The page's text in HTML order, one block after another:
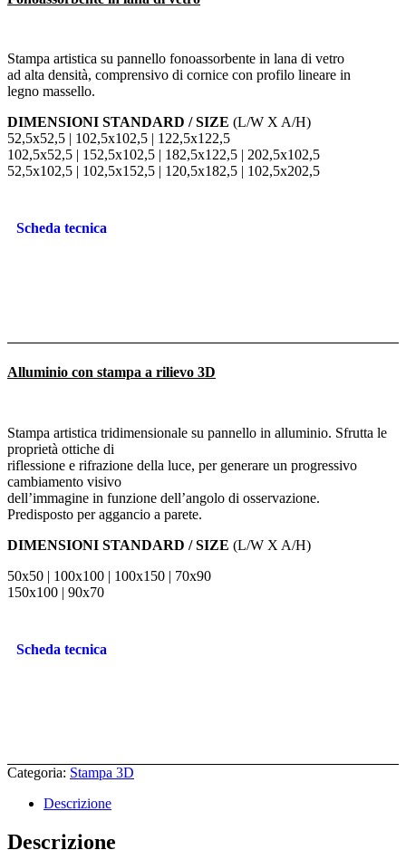
Stampa artistica su pannello fonoassorbente in lana di vetro
ad alta densità, comprensivo di cornice con profilo lineare in
legno massello.
DIMENSIONI STANDARD / SIZE (L/W X A/H)
52,5x52,5 | 102,5x102,5 | 122,5x122,5
102,5x52,5 | 152,5x102,5 | 182,5x122,5 | 202,5x102,5
52,5x102,5 | 102,5x152,5 | 120,5x182,5 | 102,5x202,5
Scheda tecnica
Alluminio con stampa a rilievo 3D
Stampa artistica tridimensionale su pannello in alluminio. Sfrutta le
proprietà ottiche di
riflessione e rifrazione della luce, per generare un progressivo
cambiamento visivo
dell’immagine in funzione dell’angolo di osservazione.
Predisposto per aggancio a parete.
DIMENSIONI STANDARD / SIZE (L/W X A/H)
50x50 | 100x100 | 100x150 | 70x90
150x100 | 90x70
Scheda tecnica
Categoria: Stampa 3D
Descrizione
Descrizione